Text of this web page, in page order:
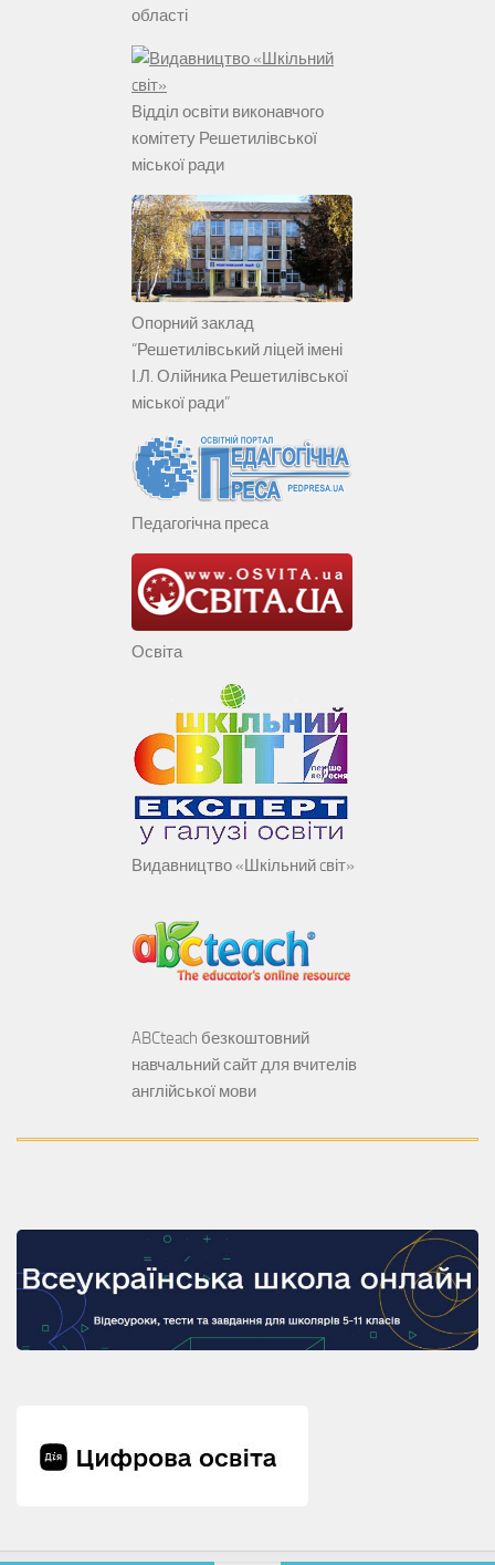
області
Відділ освіти виконавчого
комітету Решетилівської
міської ради
Опорний заклад
“Решетилівський ліцей імені
І.Л. Олійника Решетилівської
міської ради”
Педагогічна преса
Освіта
Видавництво «Шкільний cвіт»
ABCteach безкоштовний
навчальний сайт для вчителів
англійської мови